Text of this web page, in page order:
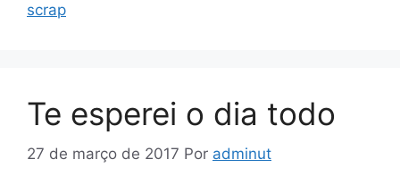
scrap
Te esperei o dia todo
27 de março de 2017 Por adminut